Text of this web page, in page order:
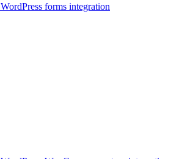
WordPress forms integration